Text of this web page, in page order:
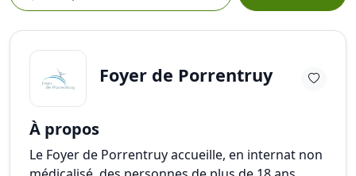
Foyer de Porrentruy
À propos
Le Foyer de Porrentruy accueille, en internat non